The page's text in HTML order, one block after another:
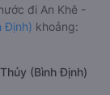
thoải mái và